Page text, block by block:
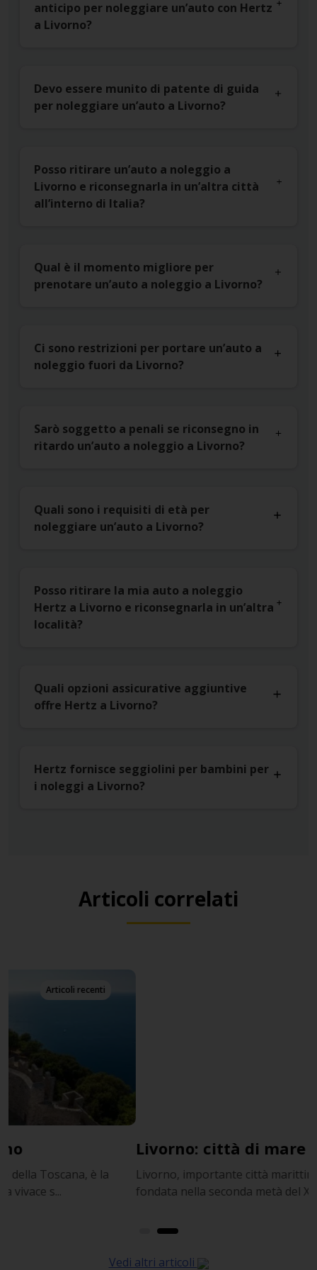
anticipo per noleggiare un’auto con Hertz
a Livorno?
Devo essere munito di patente di guida
per noleggiare un’auto a Livorno?
Posso ritirare un’auto a noleggio a
Livorno e riconsegnarla in un’altra città
all’interno di Italia?
Qual è il momento migliore per
prenotare un’auto a noleggio a Livorno?
Ci sono restrizioni per portare un’auto a
noleggio fuori da Livorno?
Sarò soggetto a penali se riconsegno in
ritardo un’auto a noleggio a Livorno?
Quali sono i requisiti di età per
noleggiare un’auto a Livorno?
Posso ritirare la mia auto a noleggio
Hertz a Livorno e riconsegnarla in un’altra
località?
Quali opzioni assicurative aggiuntive
offre Hertz a Livorno?
Hertz fornisce seggiolini per bambini per
i noleggi a Livorno?
Articoli correlati
Livorno: città di mare imperdibile
Livorno, importante città marittima della Toscana, fu
fondata nella seconda metà del XVI secolo da...
Vedi altri articoli